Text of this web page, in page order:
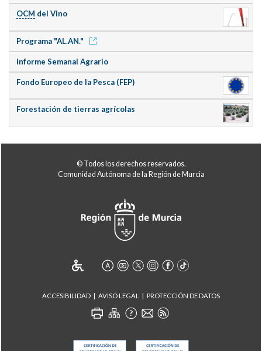
OCM del Vino
Programa "AL.AN."
Informe Semanal Agrario
Fondo Europeo de la Pesca (FEP)
Forestación de tierras agrícolas
© Todos los derechos reservados.
Comunidad Autónoma de la Región de Murcia
ACCESIBILIDAD AVISO LEGAL PROTECCIÓN DE DATOS